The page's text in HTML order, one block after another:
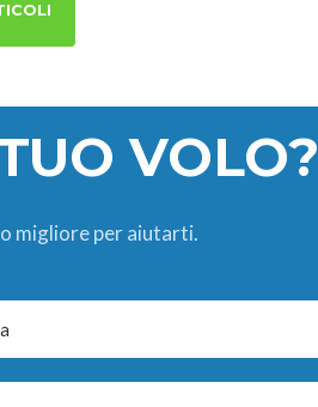
VOLO?
migliore per aiutarti.